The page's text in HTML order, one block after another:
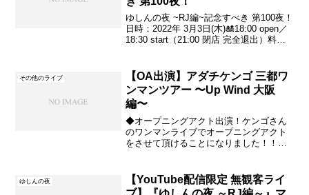
ゆしんの夜 ~RJ編~記念すべき 第100夜！
日時：2022年 3月3日(木)🎎18:00 open／
18:30 start（21:00 閉店 完全退出）料
その他のライブ
【OA出演】アダチケンゴ 三都ワ
ンマンツアー 〜Up Wind 大阪
編〜
◆オープニングアクト出演！ケンゴさん
のワンマンライブでオープニングアクト
をさせて頂けることになりました！！ア
open／16:00 start(終...
ゆしんの夜
【YouTube配信限定 無観客ライ